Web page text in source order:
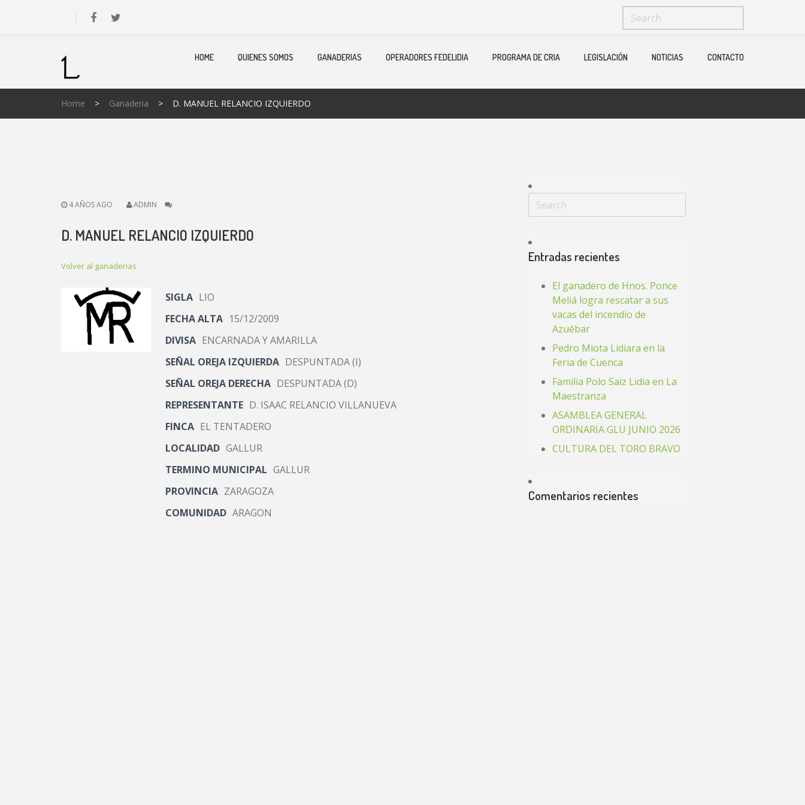
Menu
Quienes Somos
HOME QUIENES SOMOS GANADERIAS OPERADORES FEDELIDIA PROGRAMA DE CRIA LEGISLACIÓN NOTICIAS CONTACTO
Home > Ganaderia > D. MANUEL RELANCIO IZQUIERDO
4 AÑOS AGO ADMIN
D. MANUEL RELANCIO IZQUIERDO
Volver al ganaderias
SIGLA LIO
FECHA ALTA 15/12/2009
DIVISA ENCARNADA Y AMARILLA
SEÑAL OREJA IZQUIERDA DESPUNTADA (I)
SEÑAL OREJA DERECHA DESPUNTADA (D)
REPRESENTANTE D. ISAAC RELANCIO VILLANUEVA
FINCA EL TENTADERO
LOCALIDAD GALLUR
TERMINO MUNICIPAL GALLUR
PROVINCIA ZARAGOZA
COMUNIDAD ARAGON
Entradas recientes
El ganadero de Hnos. Ponce
Meliá logra rescatar a sus
vacas del incendio de
Azuébar
Pedro Miota Lidiara en la
Feria de Cuenca
Familia Polo Saiz Lidia en La
Maestranza
ASAMBLEA GENERAL
ORDINARIA GLU JUNIO 2026
CULTURA DEL TORO BRAVO
Comentarios recientes